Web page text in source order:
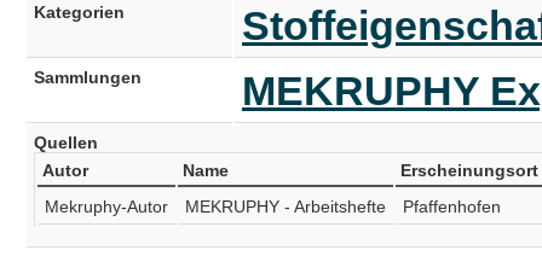
Kategorien
Sammlungen MEKRUPHY
Quellen
Autor
Name
Erscheinungsort
Mekruphy-Autor
MEKRUPHY - Arbeitshefte Pfaffenhofen